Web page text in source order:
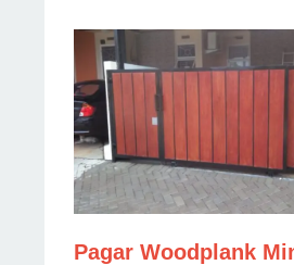
Pagar Woodplank